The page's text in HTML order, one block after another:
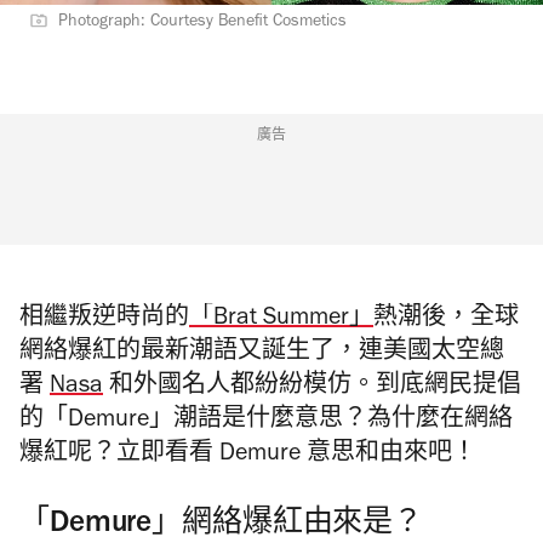
Photograph: Courtesy Benefit Cosmetics
廣告
相繼叛逆時尚的「Brat Summer」熱潮後，全球
網絡爆紅的最新潮語又誕生了，連美國太空總
署 Nasa 和外國名人都紛紛模仿。到底網民提倡
的「Demure」潮語是什麼意思？為什麼在網絡
爆紅呢？立即看看 Demure 意思和由來吧！
「Demure」網絡爆紅由來是？